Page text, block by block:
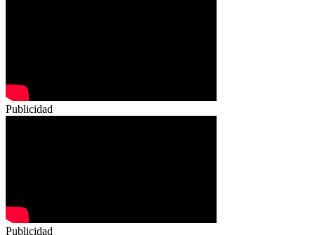
Publicidad
Publicidad